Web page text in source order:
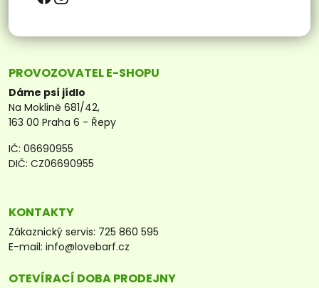
PROVOZOVATEL E-SHOPU
Dáme psí jídlo
Na Moklině 681/42,
163 00 Praha 6 - Řepy
IČ: 06690955
DIČ: CZ06690955
KONTAKTY
Zákaznický servis: 725 860 595
E-mail: info@lovebarf.cz
OTEVÍRACÍ DOBA PRODEJNY